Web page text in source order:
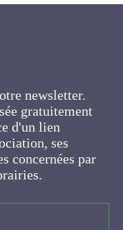
mise en place
l'Association,
et les